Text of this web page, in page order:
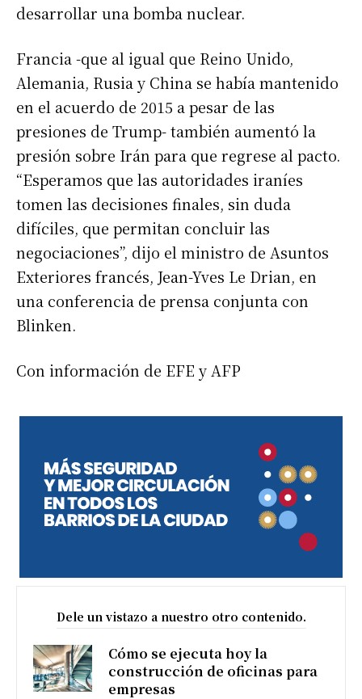
desarrollar una bomba nuclear.
Francia -que al igual que Reino Unido,
Alemania, Rusia y China se había mantenido
en el acuerdo de 2015 a pesar de las
presiones de Trump- también aumentó la
presión sobre Irán para que regrese al pacto.
“Esperamos que las autoridades iraníes
tomen las decisiones finales, sin duda
difíciles, que permitan concluir las
negociaciones”, dijo el ministro de Asuntos
Exteriores francés, Jean-Yves Le Drian, en
una conferencia de prensa conjunta con
Blinken.
Con información de EFE y AFP
Dele un vistazo a nuestro otro contenido.
Cómo se ejecuta hoy la
construcción de oficinas para
empresas